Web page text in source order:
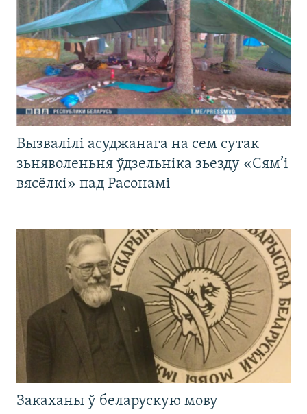
Вызвалілі асуджанага на сем сутак
зьняволеньня ўдзельніка зьезду «Сям’і
вясёлкі» пад Расонамі
Закаханы ў беларускую мову